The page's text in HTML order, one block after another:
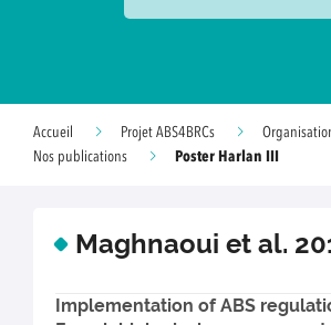
Accueil Projet ABS4BRCs
Nos publications
Poster Harlan III
Maghnaoui et al.
Implementation of ABS